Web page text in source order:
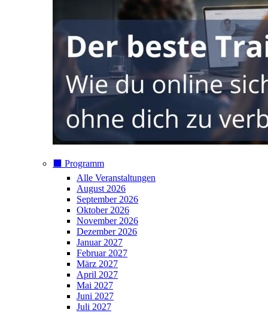
⬛️ Programm
Alle Veranstaltungen
August 2026
September 2026
Oktober 2026
November 2026
Dezember 2026
Januar 2027
Februar 2027
März 2027
April 2027
Mai 2027
Juni 2027
Juli 2027